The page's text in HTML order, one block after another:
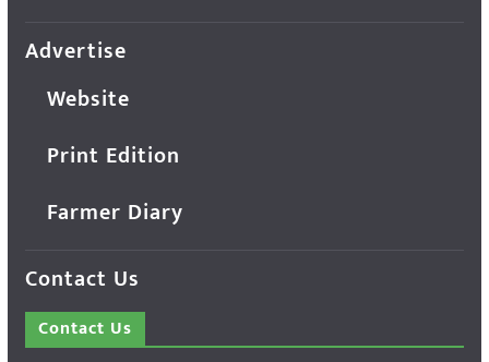
Advertise
Website
Print Edition
Farmer Diary
Contact Us
Contact Us